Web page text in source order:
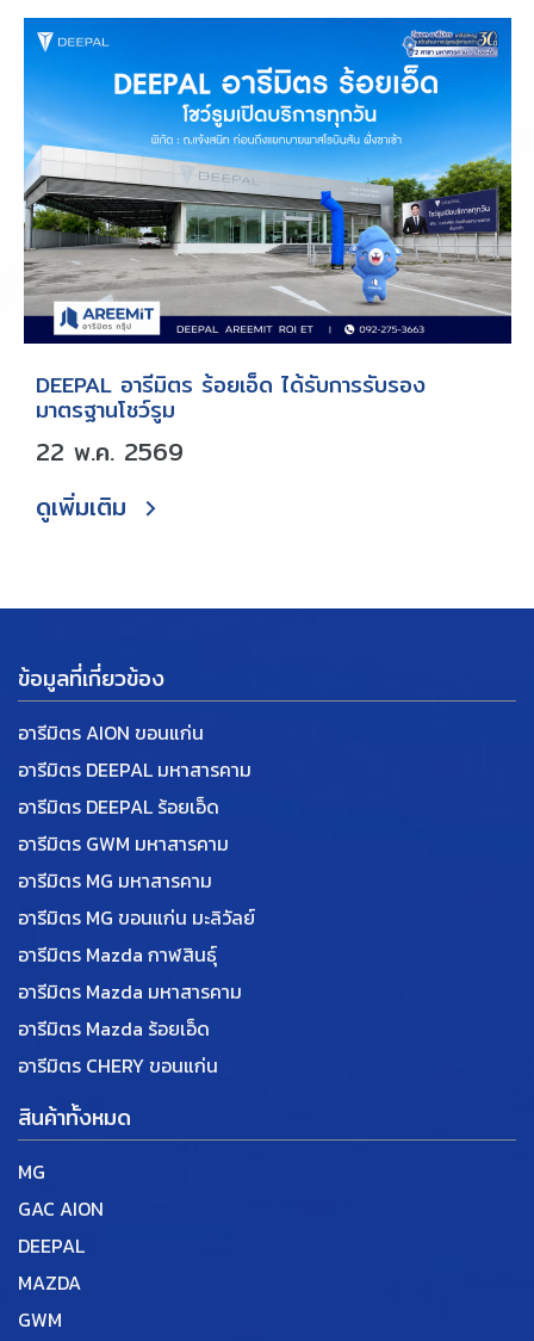
DEEPAL อารีมิตร ร้อยเอ็ด ได้รับการรับรอง
มาตรฐานโชว์รูม
22 พ.ค. 2569
ดูเพิ่มเติม
ข้อมูลที่เกี่ยวข้อง
อารีมิตร AION ขอนแก่น
อารีมิตร DEEPAL มหาสารคาม
อารีมิตร DEEPAL ร้อยเอ็ด
อารีมิตร GWM มหาสารคาม
อารีมิตร MG มหาสารคาม
อารีมิตร MG ขอนแก่น มะลิวัลย์
อารีมิตร Mazda กาฬสินธุ์
อารีมิตร Mazda มหาสารคาม
อารีมิตร Mazda ร้อยเอ็ด
อารีมิตร CHERY ขอนแก่น
สินค้าทั้งหมด
MG
GAC AION
DEEPAL
MAZDA
GWM